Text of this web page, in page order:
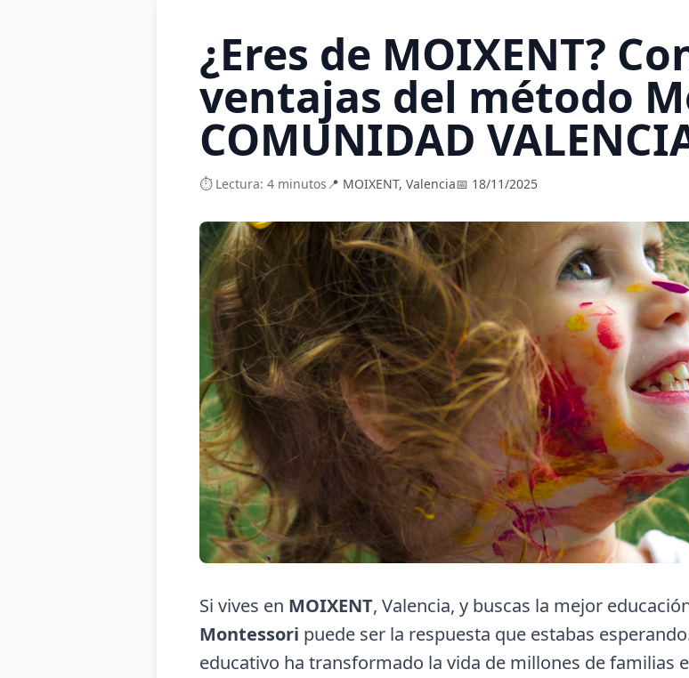
¿Eres de MOIXENT?
ventajas del método
COMUNIDAD
⏱️ Lectura: 4 minutos📍 MOIXENT, Valencia📅 18/11/2025
Si vives en MOIXENT, Valencia, y buscas la mejor
Montessori puede ser la respuesta que estabas
educativo ha transformado la vida de millones de familias